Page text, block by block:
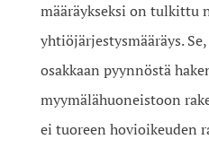
määräykseksi on tulkittu
yhtiöjärjestysmääräys.
osakkaan pyynnöstä
myymälähuoneistoon
ei tuoreen hovioikeuden